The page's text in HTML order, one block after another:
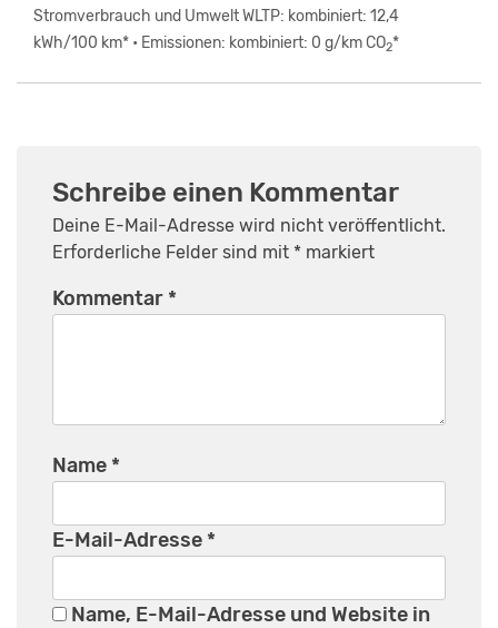
Stromverbrauch und Umwelt WLTP: kombiniert: 12,4
kWh/100 km* • Emissionen: kombiniert: 0 g/km CO2*
Schreibe einen Kommentar
Deine E-Mail-Adresse wird nicht veröffentlicht.
Erforderliche Felder sind mit * markiert
Kommentar *
Name *
E-Mail-Adresse *
Name, E-Mail-Adresse und Website in